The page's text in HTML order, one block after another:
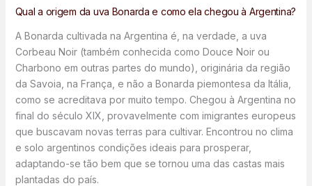
Qual a origem da uva Bonarda e como ela chegou à Argentina?
A Bonarda cultivada na Argentina é, na verdade, a uva
Corbeau Noir (também conhecida como Douce Noir ou
Charbono em outras partes do mundo), originária da região
da Savoia, na França, e não a Bonarda piemontesa da Itália,
como se acreditava por muito tempo. Chegou à Argentina no
final do século XIX, provavelmente com imigrantes europeus
que buscavam novas terras para cultivar. Encontrou no clima
e solo argentinos condições ideais para prosperar,
adaptando-se tão bem que se tornou uma das castas mais
plantadas do país.